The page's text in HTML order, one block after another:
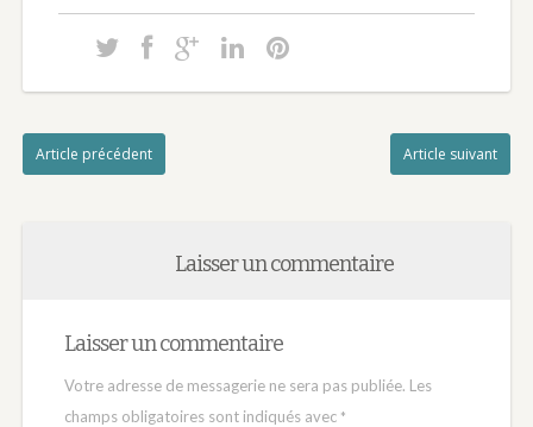
homme marron
Calcutta
avec Schott
Femme
Article précédent Article suivant
Laisser un commentaire
Laisser un commentaire
Votre adresse de messagerie ne sera pas publiée. Les
champs obligatoires sont indiqués avec *